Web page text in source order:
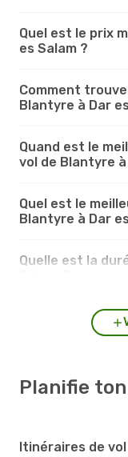
Quel est le prix
es Salam ?
Comment
Blantyre à Dar
Quand est le
vol de Blantyre à
Quel est le
Blantyre à Dar
Quelle est la
Planifie
Itinéraires de